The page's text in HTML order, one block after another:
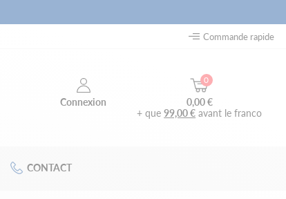
Commande rapide
Connexion
0
0,00 €
+ que99,00 € avant le franco
CONTACT